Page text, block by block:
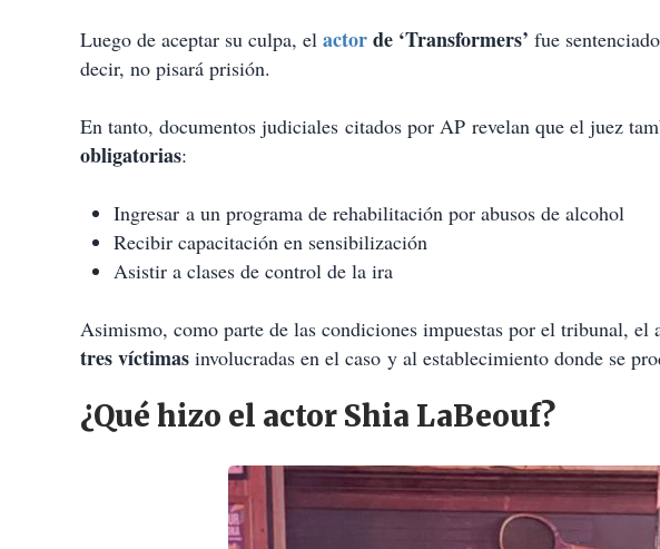
Luego de aceptar su culpa, el actorde ‘Transformers’ fue
decir, no pisará prisión.
En tanto, documentos judiciales citados por AP revelan que el juez
obligatorias:
Ingresar a un programa de rehabilitación por abusos de alcohol
Recibir capacitación en sensibilización
Asistir a clases de control de la ira
Asimismo, como parte de las condiciones impuestas por el tribunal, el
tres víctimas involucradas en el caso y al establecimiento donde se
¿Qué hizo el actor Shia LaBeouf?